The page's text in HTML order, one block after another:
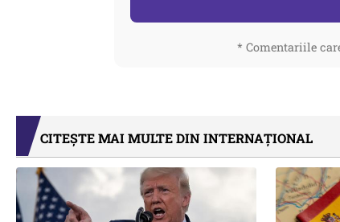
* Comentariile
CITEȘTE MAI MULTE DIN INTERNAȚIONAL